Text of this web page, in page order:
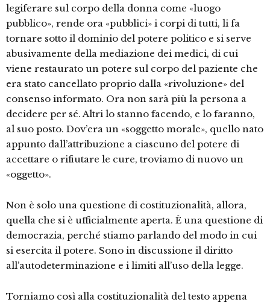
legiferare sul corpo della donna come «luogo
pubblico», rende ora «pubblici» i corpi di tutti, li fa
tornare sotto il dominio del potere politico e si serve
abusivamente della mediazione dei medici, di cui
viene restaurato un potere sul corpo del paziente che
era stato cancellato proprio dalla «rivoluzione» del
consenso informato. Ora non sarà più la persona a
decidere per sé. Altri lo stanno facendo, e lo faranno,
al suo posto. Dov’era un «soggetto morale», quello nato
appunto dall’attribuzione a ciascuno del potere di
accettare o rifiutare le cure, troviamo di nuovo un
«oggetto».
Non è solo una questione di costituzionalità, allora,
quella che si è ufficialmente aperta. È una questione di
democrazia, perché stiamo parlando del modo in cui
si esercita il potere. Sono in discussione il diritto
all’autodeterminazione e i limiti all’uso della legge.
Torniamo così alla costituzionalità del testo appena